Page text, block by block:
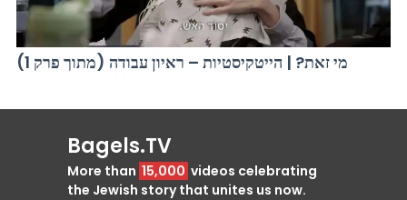
מי זאת? | הייטקיסטיות – ראיון עבודה (מתוך פרק 1)
Bagels.TV
More than 15,000 videos celebrating
the Jewish story that unites us now.